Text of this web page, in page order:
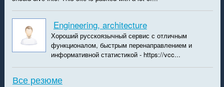
Engineering, architecture
Хороший русскоязычный сервис с отличным
функционалом, быстрым перенаправлением и
информативной статистикой - https://vcc...
Все резюме